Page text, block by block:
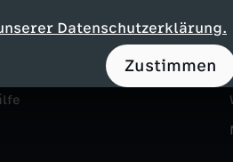
Datenschutzerklärung.
Zustimmen